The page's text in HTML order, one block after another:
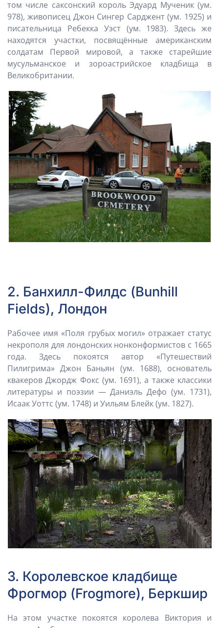
том числе саксонский король Эдуард Мученик (ум.
978), живописец Джон Сингер Сарджент (ум. 1925) и
писательница Ребекка Уэст (ум. 1983). Здесь же
находятся участки, посвящённые американским
солдатам Первой мировой, а также старейшие
мусульманское и зороастрийское кладбища в
Великобритании.
2. Банхилл-Филдс (Bunhill
Fields), Лондон
Рабочее имя «Поля грубых могил» отражает статус
некрополя для лондонских нонконформистов с 1665
года. Здесь покоятся автор «Путешествий
Пилигрима» Джон Баньян (ум. 1688), основатель
квакеров Джордж Фокс (ум. 1691), а также классики
литературы и поэзии — Даниэль Дефо (ум. 1731),
Исаак Уоттс (ум. 1748) и Уильям Блейк (ум. 1827).
3. Королевское кладбище
Фрогмор (Frogmore), Беркшир
На этом участке покоятся королева Виктория и